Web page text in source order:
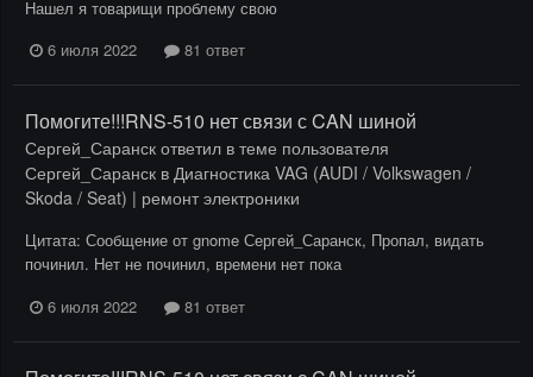
Нашел я товарищи проблему свою
6 июля 2022
81 ответ
Помогите!!!RNS-510 нет связи с CAN шиной
Сергей_Саранск ответил в теме пользователя
Сергей_Саранск в Диагностика VAG (AUDI / Volkswagen /
Skoda / Seat) | ремонт электроники
Цитата: Сообщение от gnome Сергей_Саранск, Пропал, видать
починил. Нет не починил, времени нет пока
6 июля 2022
81 ответ